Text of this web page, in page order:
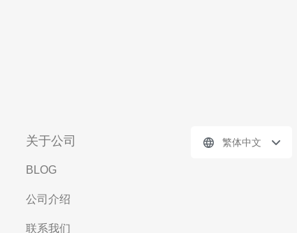
关于公司
BLOG
公司介绍
联系我们
繁体中文